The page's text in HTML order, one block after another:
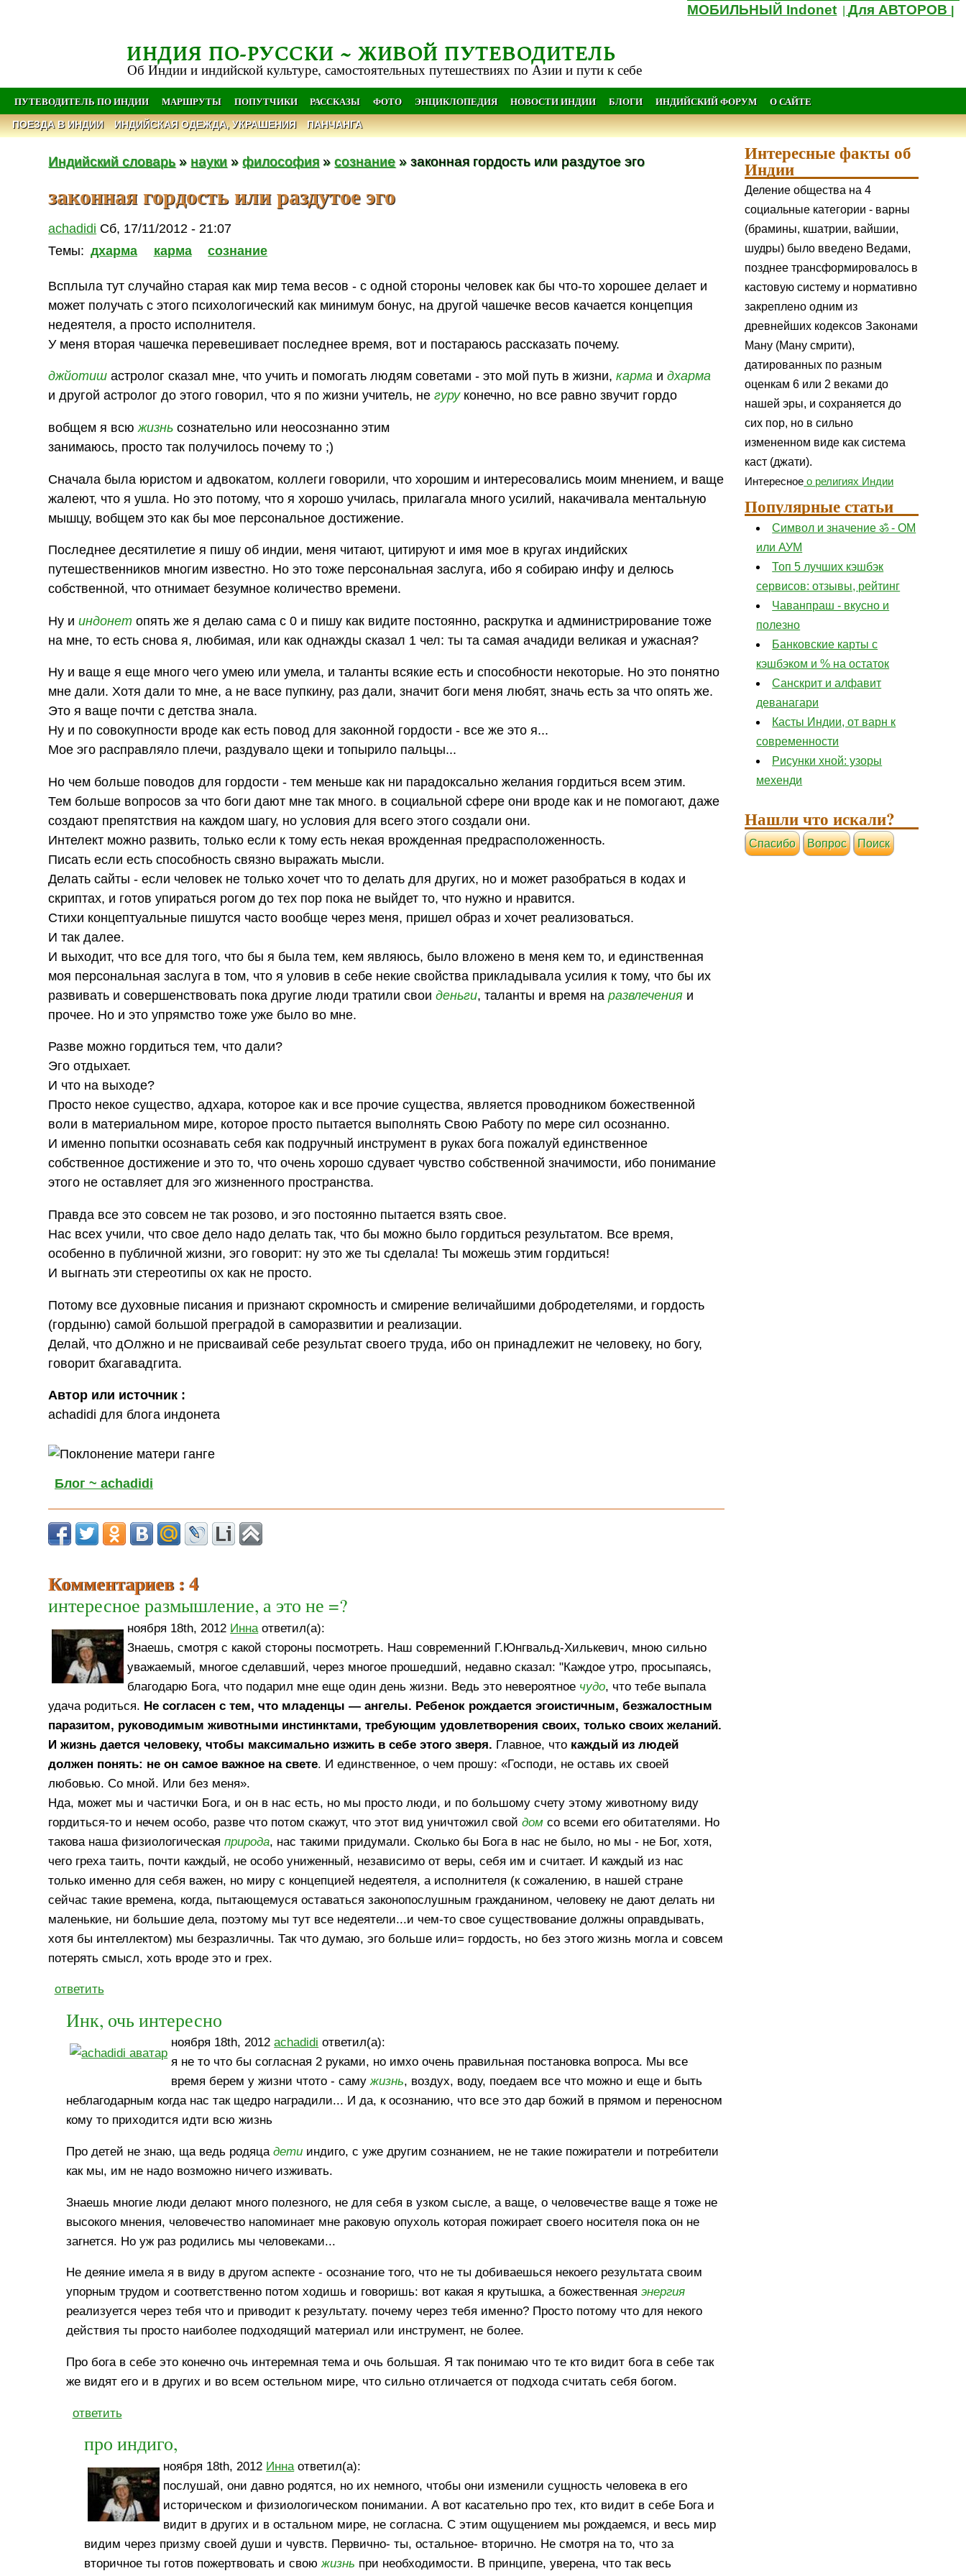
МОБИЛЬНЫЙ Indonet |Для АВТОРОВ
ИНДИЯ ПО-РУССКИ ~ ЖИВОЙ ПУТЕВОДИТЕЛЬ
Об Индии и индийской культуре, самостоятельных путешествиях по Азии и пути к себе
ПУТЕВОДИТЕЛЬ ПО ИНДИИ МАРШРУТЫ ПОПУТЧИКИ РАССКАЗЫ ФОТО ЭНЦИКЛОПЕДИЯ НОВОСТИ ИНДИИ БЛОГИ ИНДИЙСКИЙ ФОРУМ О САЙТЕ
ПОЕЗДА В ИНДИИ ИНДИЙСКАЯ ОДЕЖДА, УКРАШЕНИЯ ПАНЧАНГА
Индийский словарь» науки »философия »сознание » законная гордость или раздутое эго
законная гордость или раздутое эго
achadidi Сб, 17/11/2012 - 21:07
Темы: дхарма карма сознание
Всплыла тут случайно старая как мир тема весов - с одной стороны человек как бы что-то хорошее делает и
может получать с этого психологический как минимум бонус, на другой чашечке весов качается концепция
недеятеля, а просто исполнителя.
У меня вторая чашечка перевешивает последнее время, вот и постараюсь рассказать почему.
джйотиш астролог сказал мне, что учить и помогать людям советами - это мой путь в жизни,карма идхарма
и другой астролог до этого говорил, что я по жизни учитель, негуруконечно, но все равно звучит гордо
вобщем я всюжизнь сознательно или неосознанно этим
занимаюсь, просто так получилось почему то ;)
Сначала была юристом и адвокатом, коллеги говорили, что хорошим и интересовались моим мнением, и ваще
жалеют, что я ушла. Но это потому, что я хорошо училась, прилагала много усилий, накачивала ментальную
мышцу, вобщем это как бы мое персональное достижение.
Последнее десятилетие я пишу об индии, меня читают, цитируют и имя мое в кругах индийских
путешественников многим известно. Но это тоже персональная заслуга, ибо я собираю инфу и делюсь
собственной, что отнимает безумное количество времени.
Ну ииндонет опять же я делаю сама с 0 и пишу как видите постоянно, раскрутка и администрирование тоже
на мне, то есть снова я, любимая, или как однажды сказал 1 чел: ты та самая ачадиди великая и ужасная?
Ну и ваще я еще много чего умею или умела, и таланты всякие есть и способности некоторые. Но это понятно
мне дали. Хотя дали то мне, а не васе пупкину, раз дали, значит боги меня любят, значь есть за что опять же.
Это я ваще почти с детства знала.
Ну и по совокупности вроде как есть повод для законной гордости - все же это я...
Мое эго расправляло плечи, раздувало щеки и топырило пальцы...
Но чем больше поводов для гордости - тем меньше как ни парадоксально желания гордиться всем этим.
Тем больше вопросов за что боги дают мне так много. в социальной сфере они вроде как и не помогают, даже
создают препятствия на каждом шагу, но условия для всего этого создали они.
Интелект можно развить, только если к тому есть некая врожденная предрасположенность.
Писать если есть способность связно выражать мысли.
Делать сайты - если человек не только хочет что то делать для других, но и может разобраться в кодах и
скриптах, и готов упираться рогом до тех пор пока не выйдет то, что нужно и нравится.
Стихи концептуальные пишутся часто вообще через меня, пришел образ и хочет реализоваться.
И так далее.
И выходит, что все для того, что бы я была тем, кем являюсь, было вложено в меня кем то, и единственная
моя персональная заслуга в том, что я уловив в себе некие свойства прикладывала усилия к тому, что бы их
развивать и совершенствовать пока другие люди тратили своиденьги, таланты и время наразвлечения и
прочее. Но и это упрямство тоже уже было во мне.
Разве можно гордиться тем, что дали?
Эго отдыхает.
И что на выходе?
Просто некое существо, адхара, которое как и все прочие существа, является проводником божественной
воли в материальном мире, которое просто пытается выполнять Свою Работу по мере сил осознанно.
И именно попытки осознавать себя как подручный инструмент в руках бога пожалуй единственное
собственное достижение и это то, что очень хорошо сдувает чувство собственной значимости, ибо понимание
этого не оставляет для эго жизненного пространства.
Правда все это совсем не так розово, и эго постоянно пытается взять свое.
Нас всех учили, что свое дело надо делать так, что бы можно было гордиться результатом. Все время,
особенно в публичной жизни, эго говорит: ну это же ты сделала! Ты можешь этим гордиться!
И выгнать эти стереотипы ох как не просто.
Потому все духовные писания и признают скромность и смирение величайшими добродетелями, и гордость
(гордыню) самой большой преградой в саморазвитии и реализации.
Делай, что дОлжно и не присваивай себе результат своего труда, ибо он принадлежит не человеку, но богу,
говорит бхагавадгита.
Автор или источник :
achadidi для блога индонета
Блог ~ achadidi
Комментариев : 4
интересное размышление, а это не =?
ноября 18th, 2012 Инна ответил(а):
Знаешь, смотря с какой стороны посмотреть. Наш современний Г.Юнгвальд-Хилькевич, мною сильно
уважаемый, многое сделавший, через многое прошедший, недавно сказал: "Каждое утро, просыпаясь,
благодарю Бога, что подарил мне еще один день жизни. Ведь это невероятное чудо, что тебе выпала
удача родиться. Не согласен с тем, что младенцы — ангелы. Ребенок рождается эгоистичным, безжалостным
паразитом, руководимым животными инстинктами, требующим удовлетворения своих, только своих желаний.
И жизнь дается человеку, чтобы максимально изжить в себе этого зверя. Главное, что каждый из людей
должен понять: не он самое важное на свете. И единственное, о чем прошу: «Господи, не оставь их своей
любовью. Со мной. Или без меня».
Нда, может мы и частички Бога, и он в нас есть, но мы просто люди, и по большому счету этому животному виду
гордиться-то и нечем особо, разве что потом скажут, что этот вид уничтожил свойдом со всеми его обитателями. Но
такова наша физиологическаяприрода, нас такими придумали. Сколько бы Бога в нас не было, но мы - не Бог, хотя,
чего греха таить, почти каждый, не особо униженный, независимо от веры, себя им и считает. И каждый из нас
только именно для себя важен, но миру с концепцией недеятеля, а исполнителя (к сожалению, в нашей стране
сейчас такие времена, когда, пытающемуся оставаться законопослушным гражданином, человеку не дают делать ни
маленькие, ни большие дела, поэтому мы тут все недеятели...и чем-то свое существование должны оправдывать,
хотя бы интеллектом) мы безразличны. Так что думаю, эго больше или= гордость, но без этого жизнь могла и совсем
потерять смысл, хоть вроде это и грех.
ответить
Инк, очь интересно
ноября 18th, 2012achadidi ответил(а):
я не то что бы согласная 2 руками, но имхо очень правильная постановка вопроса. Мы все
время берем у жизни чтото - самужизнь, воздух, воду, поедаем все что можно и еще и быть
неблагодарным когда нас так щедро наградили... И да, к осознанию, что все это дар божий в прямом и переносном
кому то приходится идти всю жизнь
Про детей не знаю, ща ведь родяцадети индиго, с уже другим сознанием, не не такие пожиратели и потребители
как мы, им не надо возможно ничего изживать.
Знаешь многие люди делают много полезного, не для себя в узком сысле, а ваще, о человечестве ваще я тоже не
высокого мнения, человечество напоминает мне раковую опухоль которая пожирает своего носителя пока он не
загнется. Но уж раз родились мы человеками...
Не деяние имела я в виду в другом аспекте - осознание того, что не ты добиваешься некоего результата своим
упорным трудом и соответственно потом ходишь и говоришь: вот какая я крутышка, а божественнаяэнергия
реализуется через тебя что и приводит к результату. почему через тебя именно? Просто потому что для некого
действия ты просто наиболее подходящий материал или инструмент, не более.
Про бога в себе это конечно очь интеремная тема и очь большая. Я так понимаю что те кто видит бога в себе так
же видят его и в других и во всем остельном мире, что сильно отличается от подхода считать себя богом.
ответить
про индиго,
ноября 18th, 2012 Инна ответил(а):
послушай, они давно родятся, но их немного, чтобы они изменили сущность человека в его
историческом и физиологическом понимании. А вот касательно про тех, кто видит в себе Бога и
видит в других и в остальном мире, не согласна. С этим ощущением мы рождаемся, и весь мир
видим через призму своей души и чувств. Первично- ты, остальное- вторично. Не смотря на то, что за
вторичное ты готов пожертвовать и своюжизнь при необходимости. В принципе, уверена, что так весь
Интересные факты об
Индии
Деление общества на 4
социальные категории - варны
(брамины, кшатрии, вайшии,
шудры) было введено Ведами,
позднее трансформировалось в
кастовую систему и нормативно
закреплено одним из
древнейших кодексов Законами
Ману (Ману смрити),
датированных по разным
оценкам 6 или 2 веками до
нашей эры, и сохраняется до
сих пор, но в сильно
измененном виде как система
каст (джати).
Интересное о религиях Индии
Популярные статьи
Символ и значение ॐ - ОМ
или АУМ
Топ 5 лучших кэшбэк
сервисов: отзывы, рейтинг
Чаванпраш - вкусно и
полезно
Банковские карты с
кэшбэком и % на остаток
Санскрит и алфавит
деванагари
Касты Индии, от варн к
современности
Рисунки хной: узоры
мехенди
Нашли что искали?
Cпасибо Вопрос Поиск